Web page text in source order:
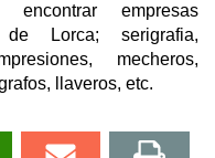
empresas
Lorca; serigrafia,
mecheros,
llaveros, etc.